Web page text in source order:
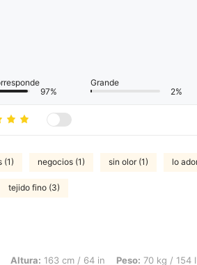
97%
Grande
2%
(1) negocios (1) sin olor (1) lo
tejido fino (3)
163 cm / 64 in, Peso: 70 kg / 154 lbs, Busto: 90
Altura: 163 cm / 64 in Peso: 70 kg / 154